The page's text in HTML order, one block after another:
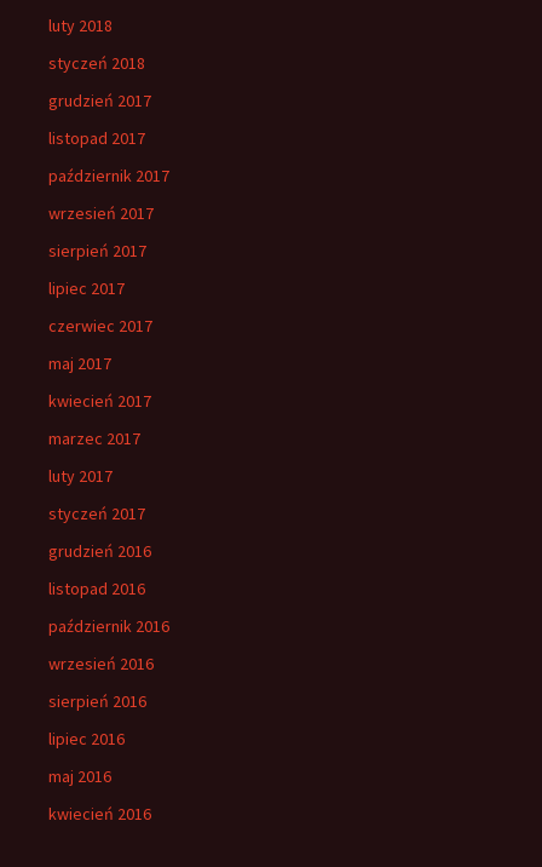
luty 2018
styczeń 2018
grudzień 2017
listopad 2017
październik 2017
wrzesień 2017
sierpień 2017
lipiec 2017
czerwiec 2017
maj 2017
kwiecień 2017
marzec 2017
luty 2017
styczeń 2017
grudzień 2016
listopad 2016
październik 2016
wrzesień 2016
sierpień 2016
lipiec 2016
maj 2016
kwiecień 2016